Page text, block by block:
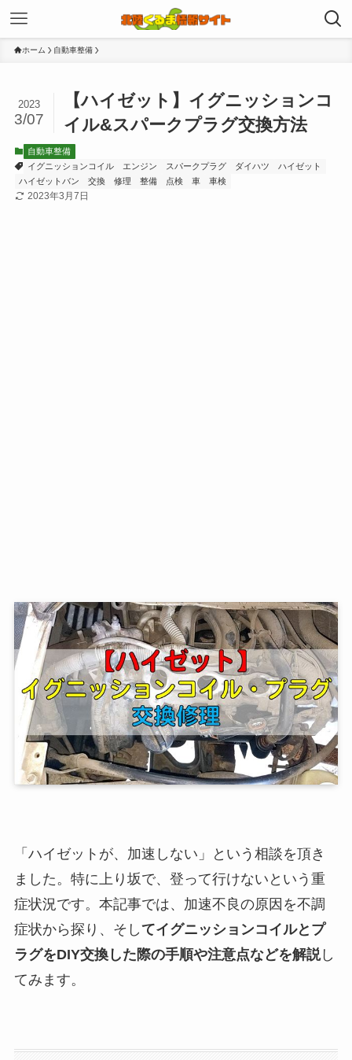
ホーム 自動車整備
【ハイゼット】イグニッションコ
イル&スパークプラグ交換方法
2023
3/07
自動車整備
イグニッションコイル
エンジン スパークプラグ ダイハツ
ハイゼット
ハイゼットバン
交換 修理 整備 点検 車 車検
2023年3月7日
「ハイゼットが、加速しない」という相談を頂き
ました。特に上り坂で、登って行けないという重
症状況です。本記事では、加速不良の原因を不調
症状から探り、そしてイグニッションコイルとプ
ラグをDIY交換した際の手順や注意点などを解説し
てみます。